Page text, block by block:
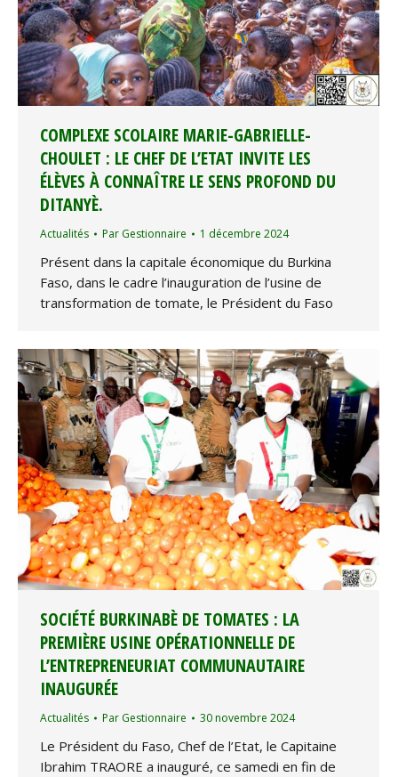
COMPLEXE SCOLAIRE MARIE-GABRIELLE-
CHOULET : LE CHEF DE L’ETAT INVITE LES
ÉLÈVES À CONNAÎTRE LE SENS PROFOND DU
DITANYÈ.
Actualités Par Gestionnaire 1 décembre 2024
Présent dans la capitale économique du Burkina
Faso, dans le cadre l’inauguration de l’usine de
transformation de tomate, le Président du Faso
SOCIÉTÉ BURKINABÈ DE TOMATES : LA
PREMIÈRE USINE OPÉRATIONNELLE DE
L’ENTREPRENEURIAT COMMUNAUTAIRE
INAUGURÉE
Actualités Par Gestionnaire 30 novembre 2024
Le Président du Faso, Chef de l’Etat, le Capitaine
Ibrahim TRAORE a inauguré, ce samedi en fin de